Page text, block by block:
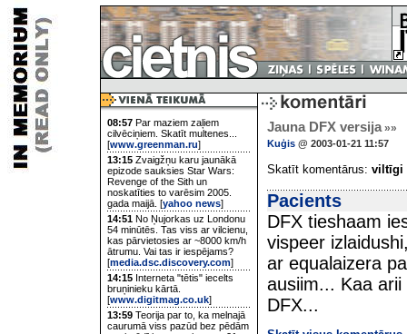
08:57 Par maziem zaļiem
cilvēciņiem. Skatīt multenes...
[www.greenman.ru]
13:15 Zvaigžņu karu jaunākā
epizode sauksies Star Wars:
Revenge of the Sith un
noskatīties to varēsim 2005.
gada maijā. [yahoo news]
14:51 No Ņujorkas uz Londonu
54 minūtēs. Tas viss ar vilcienu,
kas pārvietosies ar ~8000 km/h
ātrumu. Vai tas ir iespējams?
[media.dsc.discovery.com]
14:15 Interneta "tētis" iecelts
bruņinieku kārtā.
[www.digitmag.co.uk]
13:59 Teorija par to, ka melnajā
caurumā viss pazūd bez pēdām
Jauna DFX versija»»
Kuģis @ 2003-01-21 11:57
Skatīt komentārus: viltīgi
Pacients
DFX tieshaam
vispeer
ar equalaizera
ausiim... Kaa
DFX...